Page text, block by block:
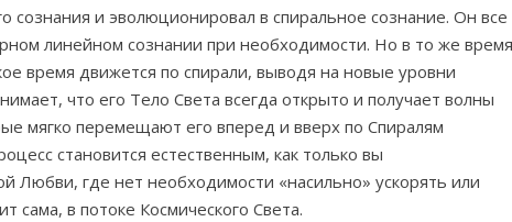
и эволюционировал в спиральное сознание. Он все
линейном сознании при необходимости. Но в то же
время движется по спирали, выводя на новые уровни
что его Тело Света всегда открыто и получает волны
мягко перемещают его вперед и вверх по Спиралям
становится естественным, как только вы
Любви, где нет необходимости «насильно» ускорять или
в потоке Космического Света.